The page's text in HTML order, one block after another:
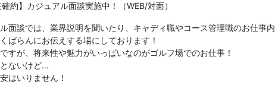
確約】カジュアル面談実施中！（WEB/対面）
面談では、業界説明を聞いたり、キャディ職やコース管理職のお仕事内
ばらんにお伝えする場にしております！
すが、将来性や魅力がいっぱいなのがゴルフ場でのお仕事！
ないけど...
はいりません！